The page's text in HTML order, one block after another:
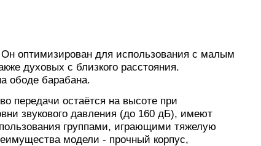
оптимизирован для использования с малым
духовых с близкого расстояния.
ободе барабана.
передачи остаётся на высоте при
звукового давления (до 160 дБ), имеют
группами, играющими тяжелую
модели - прочный корпус,